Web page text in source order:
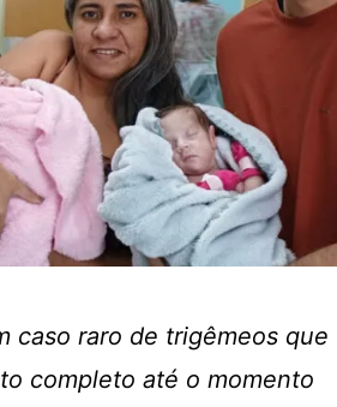
caso raro de trigêmeos que
completo até o momento